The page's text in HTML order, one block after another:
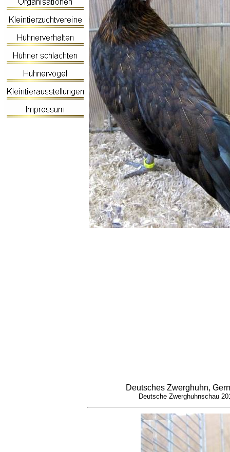
Deutsches Zwerghuhn,
Deutsche Zwerghuhnschau